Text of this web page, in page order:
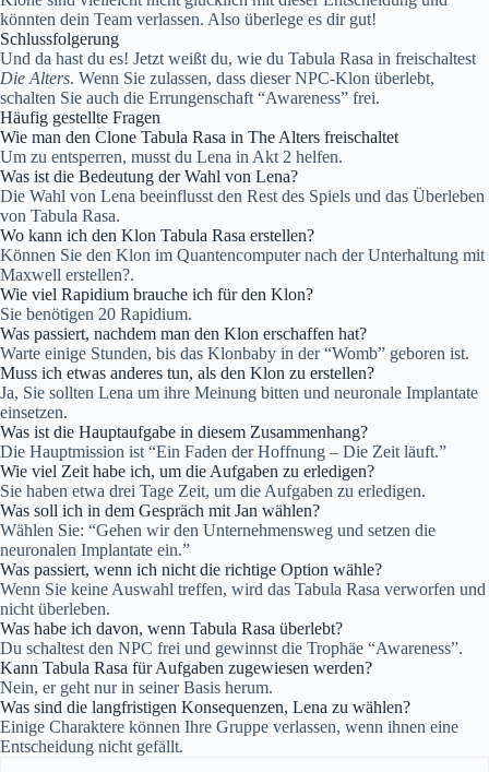
könnten dein Team verlassen. Also überlege es dir gut!
Schlussfolgerung
Und da hast du es! Jetzt weißt du, wie du Tabula Rasa in freischaltest
Die Alters. Wenn Sie zulassen, dass dieser NPC-Klon überlebt,
schalten Sie auch die Errungenschaft “Awareness” frei.
Häufig gestellte Fragen
Wie man den Clone Tabula Rasa in The Alters freischaltet
Um zu entsperren, musst du Lena in Akt 2 helfen.
Was ist die Bedeutung der Wahl von Lena?
Die Wahl von Lena beeinflusst den Rest des Spiels und das Überleben
von Tabula Rasa.
Wo kann ich den Klon Tabula Rasa erstellen?
Können Sie den Klon im Quantencomputer nach der Unterhaltung mit
Maxwell erstellen?.
Wie viel Rapidium brauche ich für den Klon?
Sie benötigen 20 Rapidium.
Was passiert, nachdem man den Klon erschaffen hat?
Warte einige Stunden, bis das Klonbaby in der “Womb” geboren ist.
Muss ich etwas anderes tun, als den Klon zu erstellen?
Ja, Sie sollten Lena um ihre Meinung bitten und neuronale Implantate
einsetzen.
Was ist die Hauptaufgabe in diesem Zusammenhang?
Die Hauptmission ist “Ein Faden der Hoffnung – Die Zeit läuft.”
Wie viel Zeit habe ich, um die Aufgaben zu erledigen?
Sie haben etwa drei Tage Zeit, um die Aufgaben zu erledigen.
Was soll ich in dem Gespräch mit Jan wählen?
Wählen Sie: “Gehen wir den Unternehmensweg und setzen die
neuronalen Implantate ein.”
Was passiert, wenn ich nicht die richtige Option wähle?
Wenn Sie keine Auswahl treffen, wird das Tabula Rasa verworfen und
nicht überleben.
Was habe ich davon, wenn Tabula Rasa überlebt?
Du schaltest den NPC frei und gewinnst die Trophäe “Awareness”.
Kann Tabula Rasa für Aufgaben zugewiesen werden?
Nein, er geht nur in seiner Basis herum.
Was sind die langfristigen Konsequenzen, Lena zu wählen?
Einige Charaktere können Ihre Gruppe verlassen, wenn ihnen eine
Entscheidung nicht gefällt.